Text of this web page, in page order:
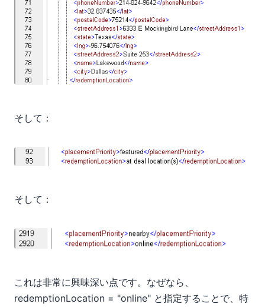
そして：
そして：
これは非常に興味深い点です。なぜなら、
redemptionLocation = "online" と指定することで、特